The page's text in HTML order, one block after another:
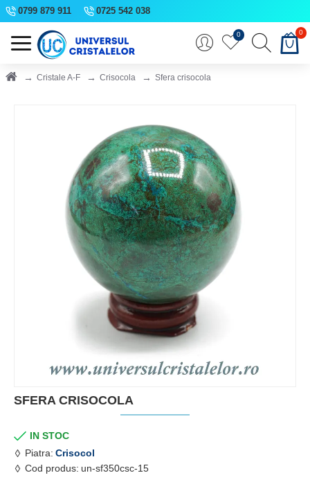
0799 879 911 0725 542 038
0 0
Cristale A-F Crisocola Sfera crisocola
SFERA CRISOCOLA
IN STOC
Piatra: Crisocol
Cod produs: un-sf350csc-15